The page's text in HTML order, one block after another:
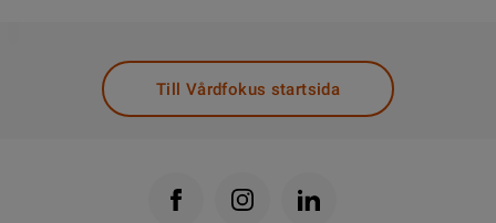
Till Vårdfokus startsida